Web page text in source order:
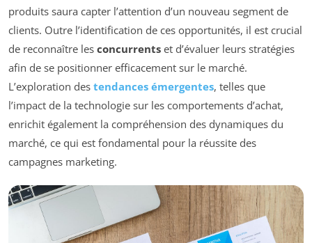
produits saura capter l’attention d’un nouveau segment de
clients. Outre l’identification de ces opportunités, il est crucial
de reconnaître les concurrents et d’évaluer leurs stratégies
afin de se positionner efficacement sur le marché.
L’exploration des tendances émergentes, telles que
l’impact de la technologie sur les comportements d’achat,
enrichit également la compréhension des dynamiques du
marché, ce qui est fondamental pour la réussite des
campagnes marketing.